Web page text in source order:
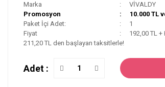
Marka
VİVALDY
Promosyon
10.000 TL
Paket İçi Adet:
1
Fiyat
192,00 TL +
211,20 TL den başlayan taksitlerle!
Adet :